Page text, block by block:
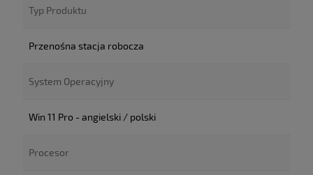
Typ Produktu
Przenośna stacja robocza
System Operacyjny
Win 11 Pro - angielski / polski
Procesor